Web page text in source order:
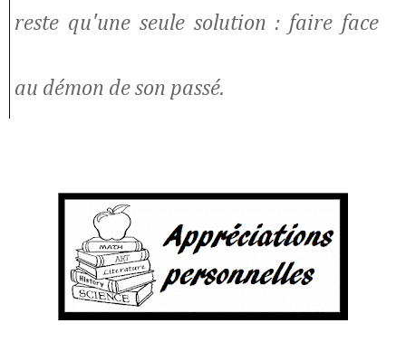
reste qu'une seule solution : faire face
au démon de son passé.